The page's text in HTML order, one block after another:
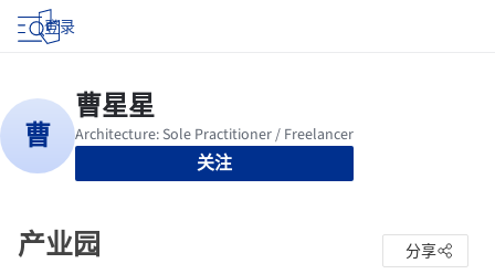
登录
关注
产业园 分享